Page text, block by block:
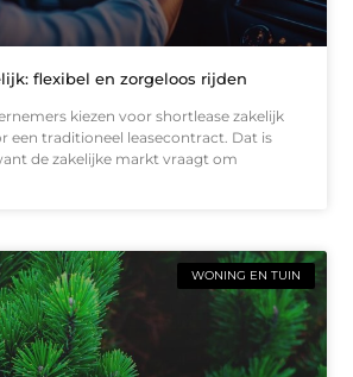
flexibel en zorgeloos rijden
kiezen voor shortlease zakelijk
een traditioneel leasecontract. Dat is
de zakelijke markt vraagt om
WONING EN TUIN